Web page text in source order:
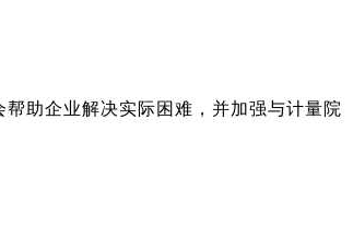
助企业解决实际困难，并加强与计量院